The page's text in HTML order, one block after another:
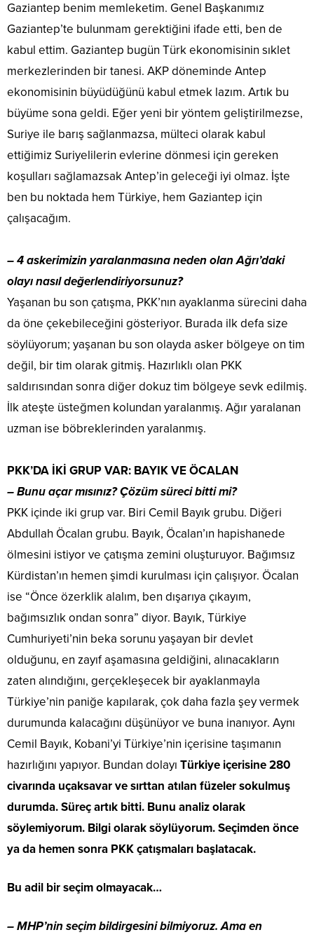
Gaziantep benim memleketim. Genel Başkanımız
Gaziantep’te bulunmam gerektiğini ifade etti, ben de
kabul ettim. Gaziantep bugün Türk ekonomisinin sıklet
merkezlerinden bir tanesi. AKP döneminde Antep
ekonomisinin büyüdüğünü kabul etmek lazım. Artık bu
büyüme sona geldi. Eğer yeni bir yöntem geliştirilmezse,
Suriye ile barış sağlanmazsa, mülteci olarak kabul
ettiğimiz Suriyelilerin evlerine dönmesi için gereken
koşulları sağlamazsak Antep’in geleceği iyi olmaz. İşte
ben bu noktada hem Türkiye, hem Gaziantep için
çalışacağım.
– 4 askerimizin yaralanmasına neden olan Ağrı’daki
olayı nasıl değerlendiriyorsunuz?
Yaşanan bu son çatışma, PKK’nın ayaklanma sürecini daha
da öne çekebileceğini gösteriyor. Burada ilk defa size
söylüyorum; yaşanan bu son olayda asker bölgeye on tim
değil, bir tim olarak gitmiş. Hazırlıklı olan PKK
saldırısından sonra diğer dokuz tim bölgeye sevk edilmiş.
İlk ateşte üsteğmen kolundan yaralanmış. Ağır yaralanan
uzman ise böbreklerinden yaralanmış.
PKK’DA İKİ GRUP VAR: BAYIK VE ÖCALAN
– Bunu açar mısınız? Çözüm süreci bitti mi?
PKK içinde iki grup var. Biri Cemil Bayık grubu. Diğeri
Abdullah Öcalan grubu. Bayık, Öcalan’ın hapishanede
ölmesini istiyor ve çatışma zemini oluşturuyor. Bağımsız
Kürdistan’ın hemen şimdi kurulması için çalışıyor. Öcalan
ise “Önce özerklik alalım, ben dışarıya çıkayım,
bağımsızlık ondan sonra” diyor. Bayık, Türkiye
Cumhuriyeti’nin beka sorunu yaşayan bir devlet
olduğunu, en zayıf aşamasına geldiğini, alınacakların
zaten alındığını, gerçekleşecek bir ayaklanmayla
Türkiye’nin paniğe kapılarak, çok daha fazla şey vermek
durumunda kalacağını düşünüyor ve buna inanıyor. Aynı
Cemil Bayık, Kobani’yi Türkiye’nin içerisine taşımanın
hazırlığını yapıyor. Bundan dolayı Türkiye içerisine 280
civarında uçaksavar ve sırttan atılan füzeler sokulmuş
durumda. Süreç artık bitti. Bunu analiz olarak
söylemiyorum. Bilgi olarak söylüyorum. Seçimden önce
ya da hemen sonra PKK çatışmaları başlatacak.
Bu adil bir seçim olmayacak…
– MHP’nin seçim bildirgesini bilmiyoruz. Ama en